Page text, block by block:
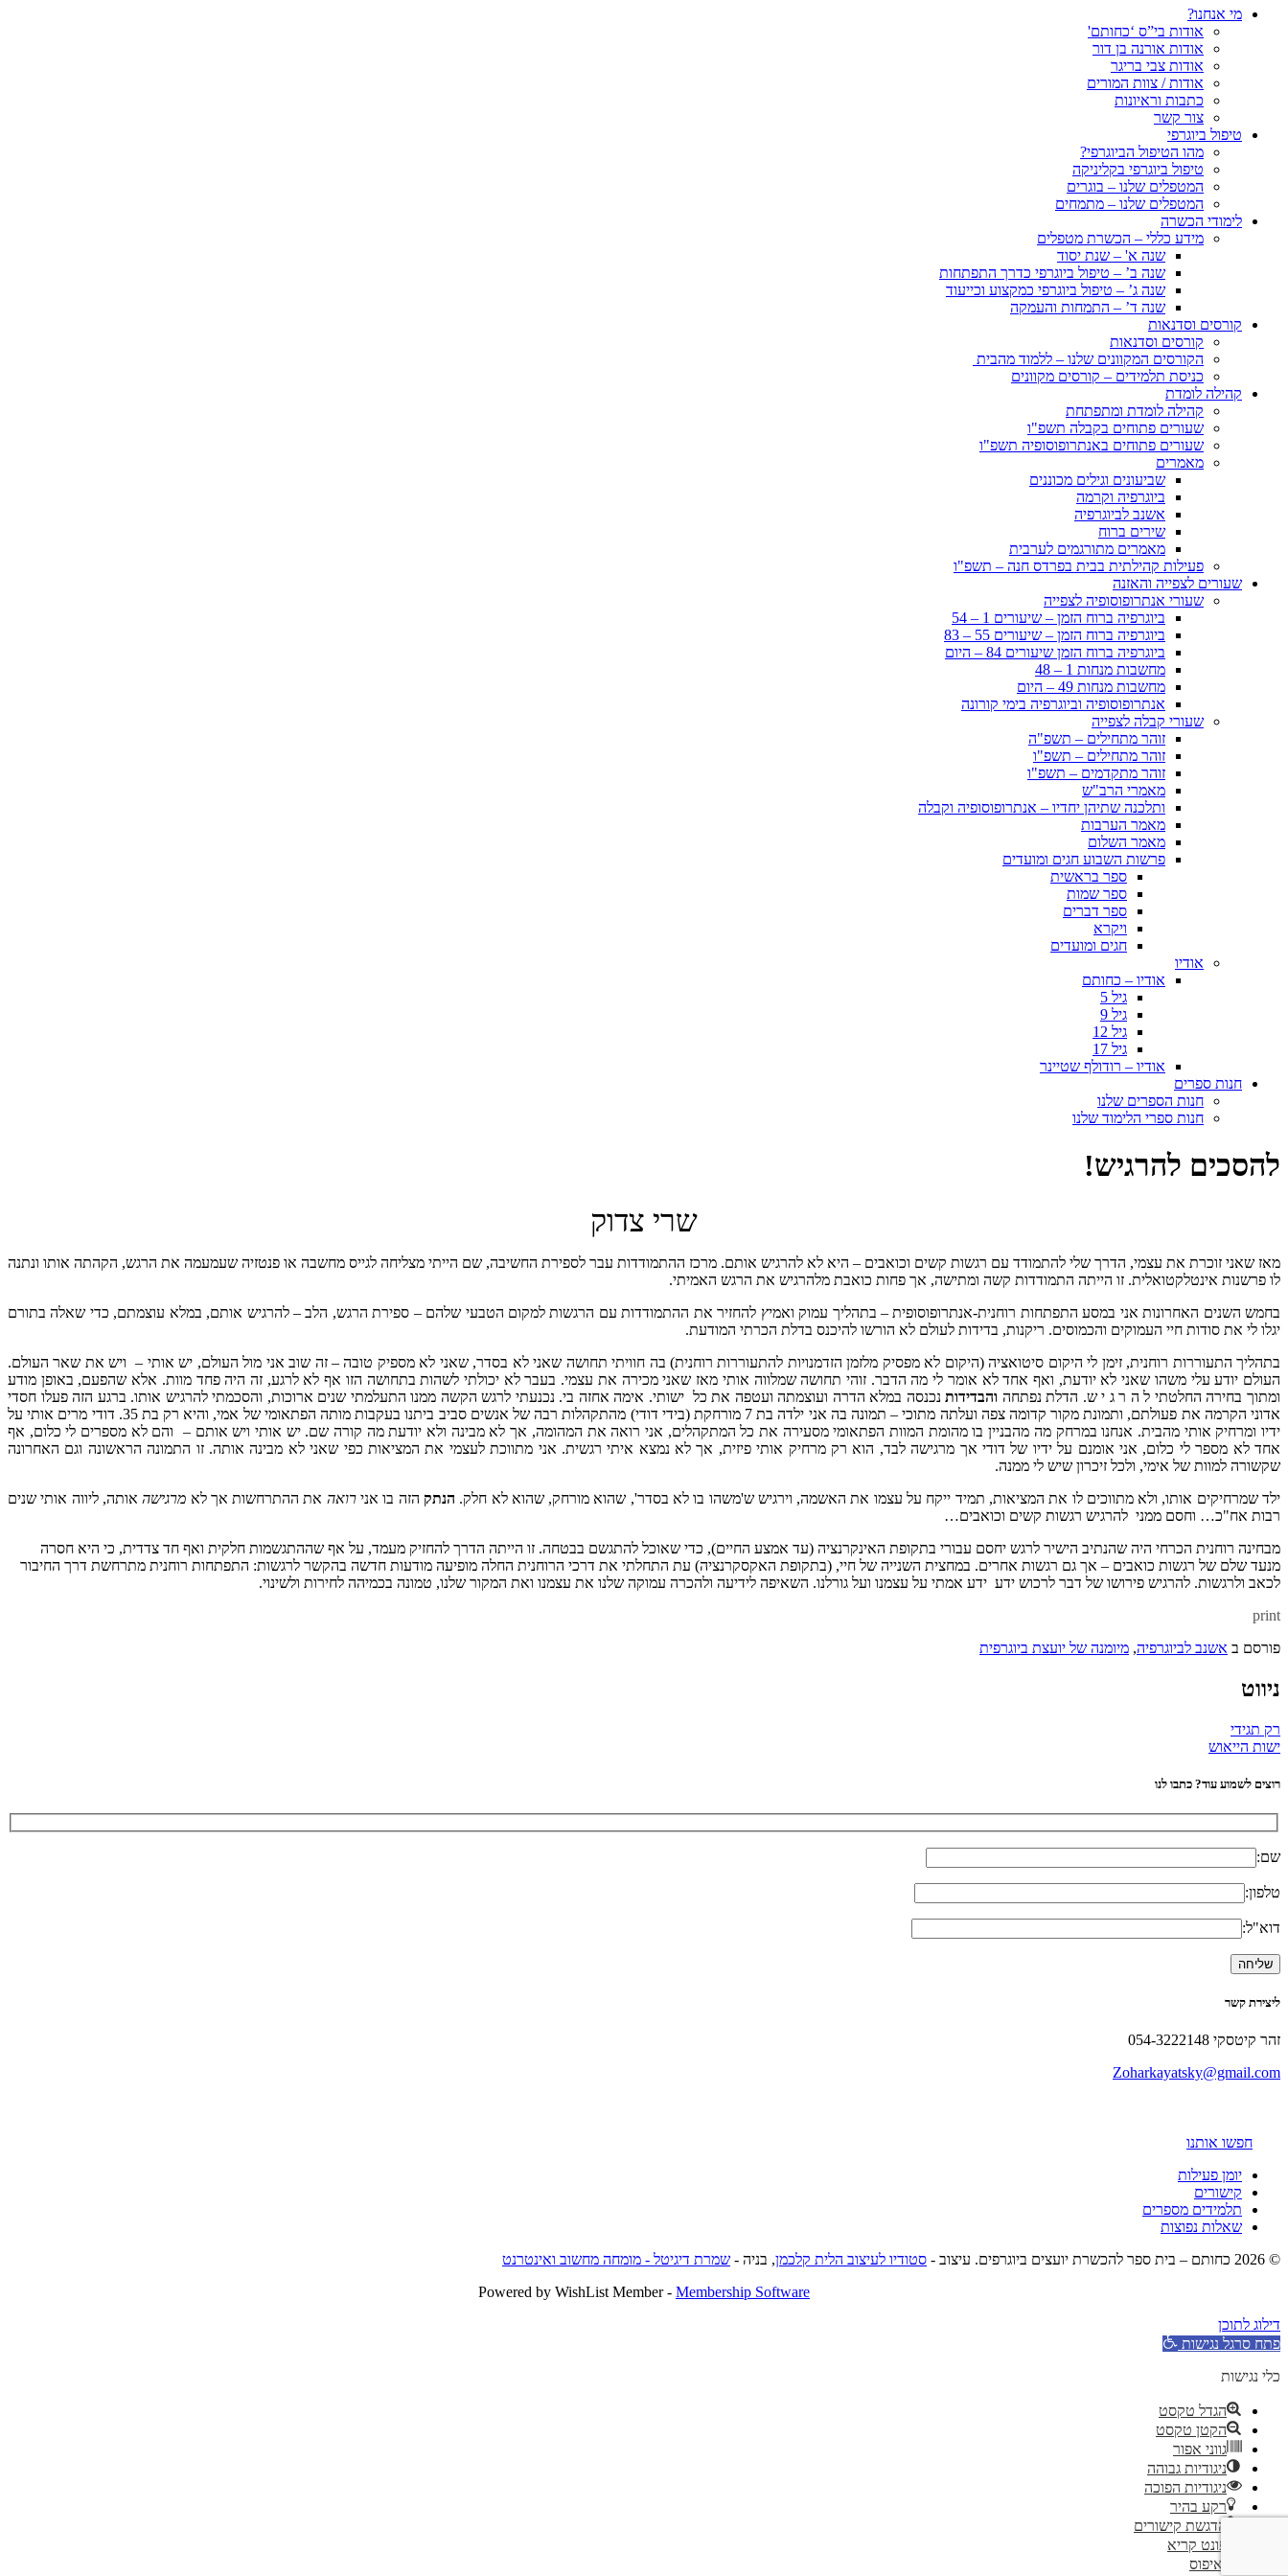
מי אנחנו?
אודות בי”ס ‘כחותם'
אודות אורנה בן דור
אודות צבי בריגר
אודות / צוות המורים
כתבות וראיונות
צור קשר
טיפול ביוגרפי
מהו הטיפול הביוגרפי?
טיפול ביוגרפי בקליניקה
המטפלים שלנו – בוגרים
המטפלים שלנו – מתמחים
לימודי הכשרה
מידע כללי – הכשרת מטפלים
שנה א' – שנת יסוד
שנה ב’ – טיפול ביוגרפי כדרך התפתחות
שנה ג’ – טיפול ביוגרפי כמקצוע וכייעוד
שנה ד’ – התמחות והעמקה
קורסים וסדנאות
קורסים וסדנאות
הקורסים המקוונים שלנו – ללמוד מהבית
כניסת תלמידים – קורסים מקוונים
קהילה לומדת
קהילה לומדת ומתפתחת
שעורים פתוחים בקבלה תשפ"ו
שעורים פתוחים באנתרופוסופיה תשפ"ו
מאמרים
שביעונים וגילים מכוננים
ביוגרפיה וקרמה
אשנב לביוגרפיה
שירים ברוח
מאמרים מתורגמים לערבית
פעילות קהילתית בבית בפרדס חנה – תשפ"ו
שעורים לצפייה והאזנה
שעורי אנתרופוסופיה לצפייה
ביוגרפיה ברוח הזמן – שיעורים 1 – 54
ביוגרפיה ברוח הזמן – שיעורים 55 – 83
ביוגרפיה ברוח הזמן שיעורים 84 – היום
מחשבות מנחות 1 – 48
מחשבות מנחות 49 – היום
אנתרופוסופיה וביוגרפיה בימי קורונה
שעורי קבלה לצפייה
זוהר מתחילים – תשפ"ה
זוהר מתחילים – תשפ"ו
זוהר מתקדמים – תשפ"ו
מאמרי הרב"ש
ותלכנה שתיהן יחדיו – אנתרופוסופיה וקבלה
מאמר הערבות
מאמר השלום
פרשות השבוע חגים ומועדים
ספר בראשית
ספר שמות
ספר דברים
ויקרא
חגים ומועדים
אודיו
אודיו – כחותם
גיל 5
גיל 9
גיל 12
גיל 17
אודיו – רודולף שטיינר
חנות ספרים
חנות הספרים שלנו
חנות ספרי הלימוד שלנו
להסכים להרגיש!
שרי צדוק
מאז שאני זוכרת את עצמי, הדרך שלי להתמודד עם רגשות קשים וכואבים – היא לא להרגיש אותם. מרכז ההתמודדות עבר לספירת החשיבה, שם הייתי מצליחה לגייס מחשבה או פנטזיה שעמעמה את הרגש, הקהתה אותו ונתנה
לו פרשנות אינטלקטואלית. זו הייתה התמודדות קשה ומתישה, אך פחות כואבת מלהרגיש את הרגש האמיתי.
בחמש השנים האחרונות אני במסע התפתחות רוחנית-אנתרופוסופית – בתהליך עמוק ואמיץ להחזיר את ההתמודדות עם הרגשות למקום הטבעי שלהם – ספירת הרגש, הלב – להרגיש אותם, במלא עוצמתם, כדי שאלה בתורם
יגלו לי את סודות חיי העמוקים והכמוסים. ריקנות, בדידות לעולם לא הורשו להיכנס בדלת הכרתי המודעת.
בתהליך התעוררות רוחנית, זימן לי היקום סיטואציה (היקום לא מפסיק מלזמן הזדמנויות להתעוררות רוחנית) בה חוויתי תחושה שאני לא בסדר, שאני לא מספיק טובה – זה שוב אני מול העולם, יש אותי – ויש את שאר העולם.
העולם יודע עלי משהו שאני לא יודעת, ואף אחד לא אומר לי מה הדבר. זוהי תחושה שמלווה אותי מאז שאני מכירה את עצמי. בעבר לא יכולתי לשהות בתחושה הזו אף לא לרגע, זה היה פחד מוות. אלא שהפעם, באופן מודע
ומתוך בחירה החלטתי ל ה ר ג י ש. הדלת נפתחה והבדידותנכנסה במלא הדרה ועוצמתה ועטפה את כל ישותי. אימה אחזה בי. נכנעתי לרגש הקשה ממנו התעלמתי שנים ארוכות, והסכמתי להרגיש אותו. ברגע הזה פעלו חסדי
אדוני הקרמה את פעולתם, ותמונת מקור קדומה צפה ועלתה מתוכי – תמונה בה אני ילדה בת 7 מורחקת (בידי דודי) מהתקהלות רבה של אנשים סביב ביתנו בעקבות מותה הפתאומי של אמי, והיא רק בת 35. דודי מרים אותי על
ידיו ומרחיק אותי מהבית. אנחנו במרחק מה מהבניין בו מהומת המוות הפתאומי מסעירה את כל המתקהלים, אני רואה את המהומה, אך לא מבינה ולא יודעת מה קורה שם. יש אותי ויש אותם – והם לא מספרים לי כלום, אף
אחד לא מספר לי כלום, אני אומנם על ידיו של דודי אך מרגישה לבד, הוא רק מרחיק אותי פיזית, אך לא נמצא איתי רגשית. אני מתווכת לעצמי את המציאות כפי שאני לא מבינה אותה. זו התמונה הראשונה וגם האחרונה
שקשורה למוות של אימי, ולכל זיכרון שיש לי ממנה.
ילד שמרחיקים אותו, ולא מתווכים לו את המציאות, תמיד ייקח על עצמו את האשמה, וירגיש ש'משהו בו לא בסדר', שהוא מורחק, שהוא לא חלק. הנתק הזה בו אנירואה את ההתרחשות אך לא מרגישה אותה, ליווה אותי שנים
רבות אח"כ… וחסם ממני להרגיש רגשות קשים וכואבים…
מבחינה רוחנית הכרחי היה שהנתיב הישיר לרגש יחסם עבורי בתקופת האינקרנציה (עד אמצע החיים), כדי שאוכל להתגשם בבטחה. זו הייתה הדרך להחזיק מעמד, על אף שההתגשמות חלקית ואף חד צדדית, כי היא חסרה
מנעד שלם של רגשות כואבים – אך גם רגשות אחרים. במחצית השנייה של חיי, (בתקופת האקסקרנציה) עת התחלתי את דרכי הרוחנית החלה מופיעה מודעות חדשה בהקשר לרגשות: התפתחות רוחנית מתרחשת דרך החיבור
לכאב ולרגשות. להרגיש פירושו של דבר לרכוש ידע ידע אמתי על עצמנו ועל גורלנו. השאיפה לידיעה ולהכרה עמוקה שלנו את עצמנו ואת המקור שלנו, טמונה בכמיהה לחירות ולשינוי.
print
פורסם ב אשנב לביוגרפיה, מיומנה של יועצת ביוגרפית
ניווט
רק תגידי
ישות הייאוש
רוצים לשמוע עוד? כתבו לנו
שם:
טלפון:
דוא"ל:
ליצירת קשר
זהר קיטסקי 054-3222148
Zoharkayatsky@gmail.com
חפשו אותנו
יומן פעילות
קישורים
תלמידים מספרים
שאלות נפוצות
© 2026 כחותם – בית ספר להכשרת יועצים ביוגרפים. עיצוב -
סטודיו לעיצוב הלית קלכמן, בניה - שמרת דיגיטל - מומחה מחשוב ואינטרנט
Powered by WishList Member - Membership Software
דילוג לתוכן
פתח סרגל נגישות
כלי נגישות
הגדל טקסט
הקטן טקסט
גווני אפור
ניגודיות גבוהה
ניגודיות הפוכה
רקע בהיר
הדגשת קישורים
פונט קריא
איפוס